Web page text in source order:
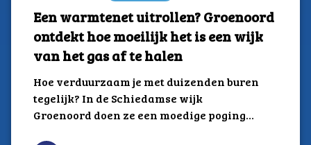
Een warmtenet uitrollen? Groenoord
ontdekt hoe moeilijk het is een wijk
van het gas af te halen
Hoe verduurzaam je met duizenden buren
tegelijk? In de Schiedamse wijk
Groenoord doen ze een moedige poging